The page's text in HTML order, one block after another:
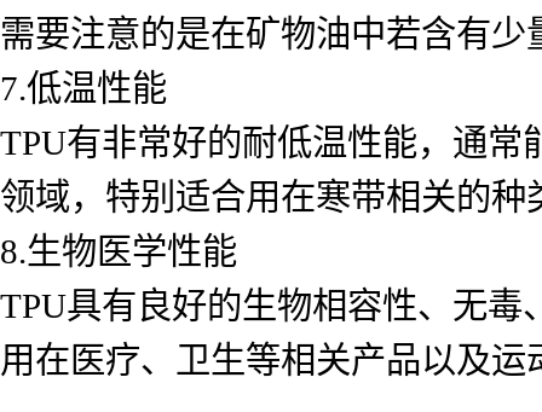
需要注意的是在矿物油中若含有
7.低温性能
TPU有非常好的耐低温性能，通
领域，特别适合用在寒带相关的种
8.生物医学性能
TPU具有良好的生物相容性、无
用在医疗、卫生等相关产品以及运